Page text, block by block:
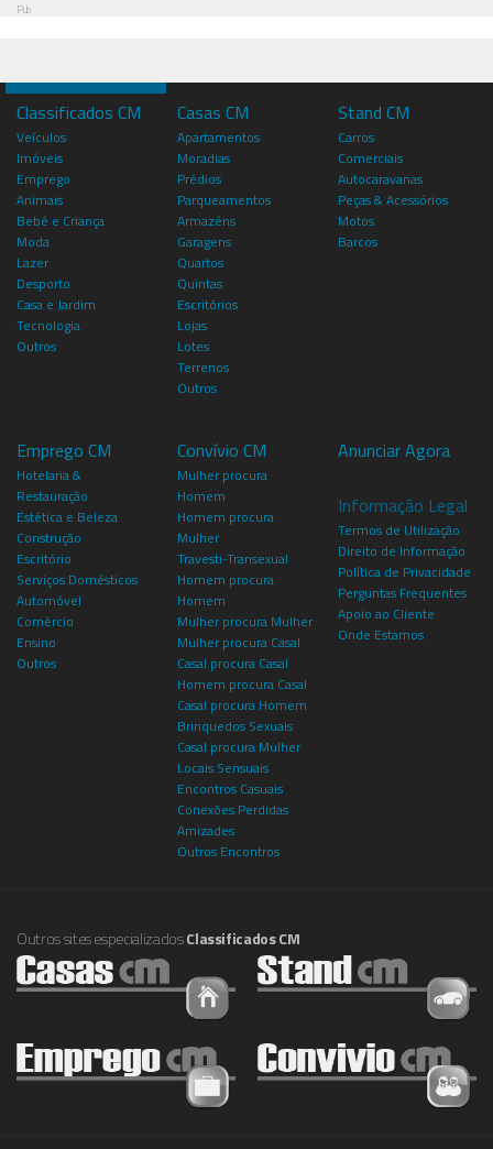
Pub
Classificados CM
Veículos
Imóveis
Emprego
Animais
Bebé e Criança
Moda
Lazer
Desporto
Casa e Jardim
Tecnologia
Outros
Casas CM
Apartamentos
Moradias
Prédios
Parqueamentos
Armazéns
Garagens
Quartos
Quintas
Escritórios
Lojas
Lotes
Terrenos
Outros
Stand CM
Carros
Comerciais
Autocaravanas
Peças & Acessórios
Motos
Barcos
Emprego CM
Hotelaria &
Restauração
Estética e Beleza
Construção
Escritório
Serviços Domésticos
Automóvel
Comércio
Ensino
Outros
Convívio CM
Mulher procura
Homem
Homem procura
Mulher
Travesti-Transexual
Homem procura
Homem
Mulher procura Mulher
Mulher procura Casal
Casal procura Casal
Homem procura Casal
Casal procura Homem
Brinquedos Sexuais
Casal procura Mulher
Locais Sensuais
Encontros Casuais
Conexões Perdidas
Amizades
Outros Encontros
Anunciar Agora
Informação Legal
Termos de Utilização
Direito de Informação
Política de Privacidade
Perguntas Frequentes
Apoio ao Cliente
Onde Estamos
Outros sites especializadosClassificados CM